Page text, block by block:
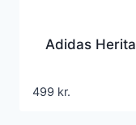
Adidas
499 kr.